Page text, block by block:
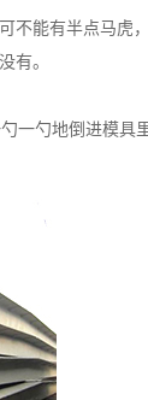
能有半点马虎
有。
勺地倒进模具